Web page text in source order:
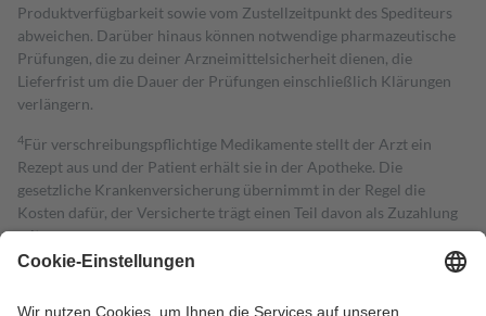
Produktverfügbarkeit sowie vom Zustellzeitpunkt des Spediteurs
abweichen. Darüber hinaus können notwendige pharmazeutische
Prüfungen, die zu deiner Arzneimittelsicherheit dienen, die
Lieferfrist um die Dauer der Prüfungen einschließlich Klärungen
verlängern.
4Für verschreibungspflichtige Medikamente stellt der Arzt ein
Rezept aus und der Patient erhält sie in der Apotheke. Die
gesetzliche Krankenversicherung übernimmt in der Regel die
Kosten dafür, der Versicherte trägt einen Teil davon als Zuzahlung
mit.
Grundsätzlich leisten Mitglieder Zuzahlungen in Höhe von zehn
höchstens zehn Euro.
Es sind jedoch nie mehr als die tatsächlichen